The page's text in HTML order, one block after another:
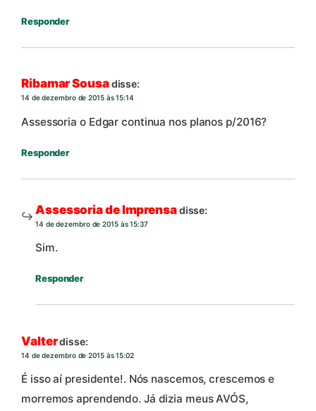
Responder
Ribamar Sousadisse:
14 de dezembro de 2015 às 15:14
Assessoria o Edgar continua nos planos p/2016?
Responder
Assessoria de Imprensadisse:
14 de dezembro de 2015 às 15:37
Sim.
Responder
Valterdisse:
14 de dezembro de 2015 às 15:02
É isso aí presidente!. Nós nascemos, crescemos e
morremos aprendendo. Já dizia meus AVÓS,